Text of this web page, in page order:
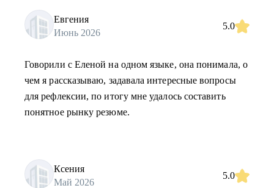
Евгения
Июнь 2026
5.0
Говорили с Еленой на одном языке, она понимала, о
чем я рассказываю, задавала интересные вопросы
для рефлексии, по итогу мне удалось составить
понятное рынку резюме.
Ксения
Май 2026
5.0